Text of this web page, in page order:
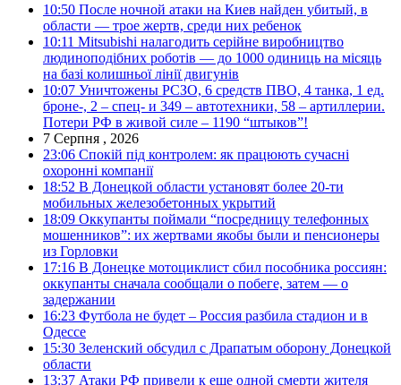
10:50 После ночной атаки на Киев найден убитый, в
области — трое жертв, среди них ребенок
10:11 Mitsubishi налагодить серійне виробництво
людиноподібних роботів — до 1000 одиниць на місяць
на базі колишньої лінії двигунів
10:07 Уничтожены РСЗО, 6 средств ПВО, 4 танка, 1 ед.
броне-, 2 – спец- и 349 – автотехники, 58 – артиллерии.
Потери РФ в живой силе – 1190 “штыков”!
7 Серпня , 2026
23:06 Спокій під контролем: як працюють сучасні
охоронні компанії
18:52 В Донецкой области установят более 20-ти
мобильных железобетонных укрытий
18:09 Оккупанты поймали “посредницу телефонных
мошенников”: их жертвами якобы были и пенсионеры
из Горловки
17:16 В Донецке мотоциклист сбил пособника россиян:
оккупанты сначала сообщали о побеге, затем — о
задержании
16:23 Футбола не будет – Россия разбила стадион и в
Одессе
15:30 Зеленский обсудил с Драпатым оборону Донецкой
области
13:37 Атаки РФ привели к еще одной смерти жителя